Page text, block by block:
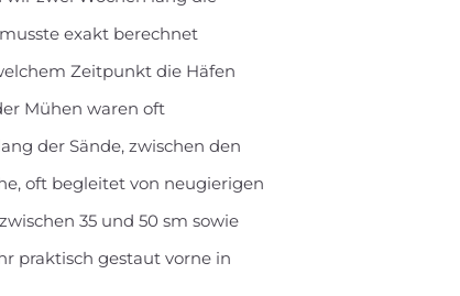
exakt berechnet
Zeitpunkt die Häfen
Mühen waren oft
der Sände, zwischen den
oft begleitet von neugierigen
35 und 50 sm sowie
praktisch gestaut vorne in